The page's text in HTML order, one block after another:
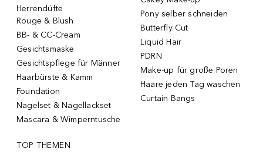
Herrendüfte
Rouge & Blush
BB- & CC-Cream
Gesichtsmaske
Gesichtspflege für Männer
Haarbürste & Kamm
Foundation
Nagelset & Nagellackset
Mascara & Wimperntusche
Pony selber schneiden
Butterfly Cut
Liquid Hair
PDRN
Make-up für große Poren
Haare jeden Tag waschen
Curtain Bangs
TOP THEMEN